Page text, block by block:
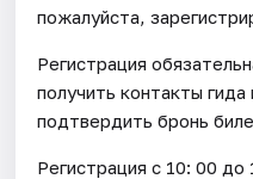
пожалуйста,
Регистрация
получить контакты
подтвердить бронь
Регистрация с 10: 00